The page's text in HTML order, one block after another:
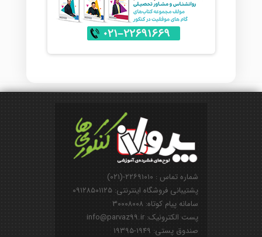
شماره تماس : ۲۲۶۹۱۰۱۰-(۰۲۱)
پشتیبانی فروشگاه اینترنتی: ۰۹۱۲۸۵۰۱۱۲۵
سامانه پیام کوتاه: ۳۰۰۰۸۰۰۸
پست الکترونیک: info@parvaz99.ir
صندوق پستی: ۱۹۴۹-۱۹۳۹۵